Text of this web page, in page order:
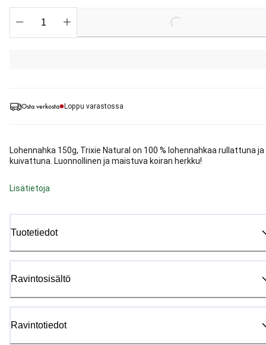
Osta verkosta Loppu varastossa
Lohennahka 150g, Trixie Natural on 100 % lohennahkaa rullattuna ja
kuivattuna. Luonnollinen ja maistuva koiran herkku!
Lisätietoja
Tuotetiedot
Ravintosisältö
Ravintotiedot
Loading...